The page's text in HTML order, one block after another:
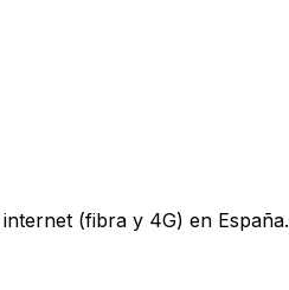
(fibra y 4G) en España.